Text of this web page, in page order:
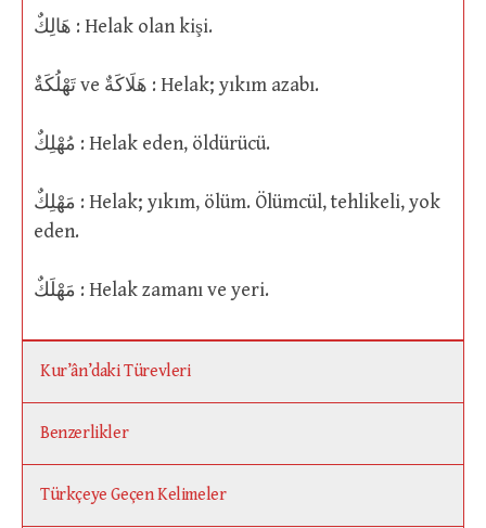
هَالِكٌ : Helak olan kişi.
تَهْلُكَةٌ ve هَلَاكَةٌ : Helak; yıkım azabı.
مُهْلِكٌ : Helak eden, öldürücü.
مَهْلِكٌ : Helak; yıkım, ölüm. Ölümcül, tehlikeli, yok
eden.
مَهْلَكٌ : Helak zamanı ve yeri.
Kur’ân’daki Türevleri
Benzerlikler
Türkçeye Geçen Kelimeler